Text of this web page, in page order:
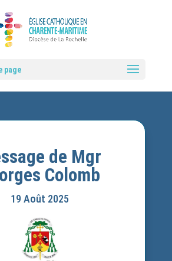
page
de Mgr
Colomb
19 Août 2025